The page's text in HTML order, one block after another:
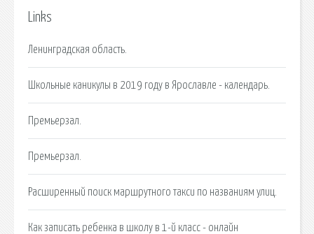
Links
Ленинградская область.
Школьные каникулы в 2019 году в Ярославле - календарь.
Премьерзал.
Премьерзал.
Расширенный поиск маршрутного такси по названиям улиц.
Как записать ребенка в школу в 1-й класс - онлайн